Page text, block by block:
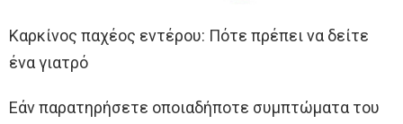
Καρκίνος παχέος εντέρου: Πότε πρέπει να δείτε
ένα γιατρό
Εάν παρατηρήσετε οποιαδήποτε συμπτώματα του